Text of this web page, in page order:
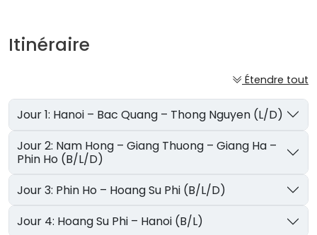
Itinéraire
Étendre tout
Jour 1: Hanoi – Bac Quang – Thong Nguyen (L/D)
Jour 2: Nam Hong – Giang Thuong – Giang Ha –
Phin Ho (B/L/D)
Jour 3: Phin Ho – Hoang Su Phi (B/L/D)
Jour 4: Hoang Su Phi – Hanoi (B/L)